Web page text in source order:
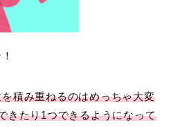
積み重ねるのはめっちゃ大変
きたり1つできるようになって